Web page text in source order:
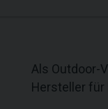
Als Outdoor-
Hersteller für